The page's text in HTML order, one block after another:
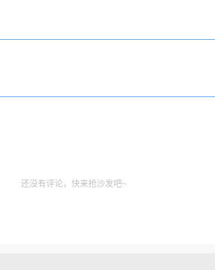
还没有评论，快来抢沙发吧~